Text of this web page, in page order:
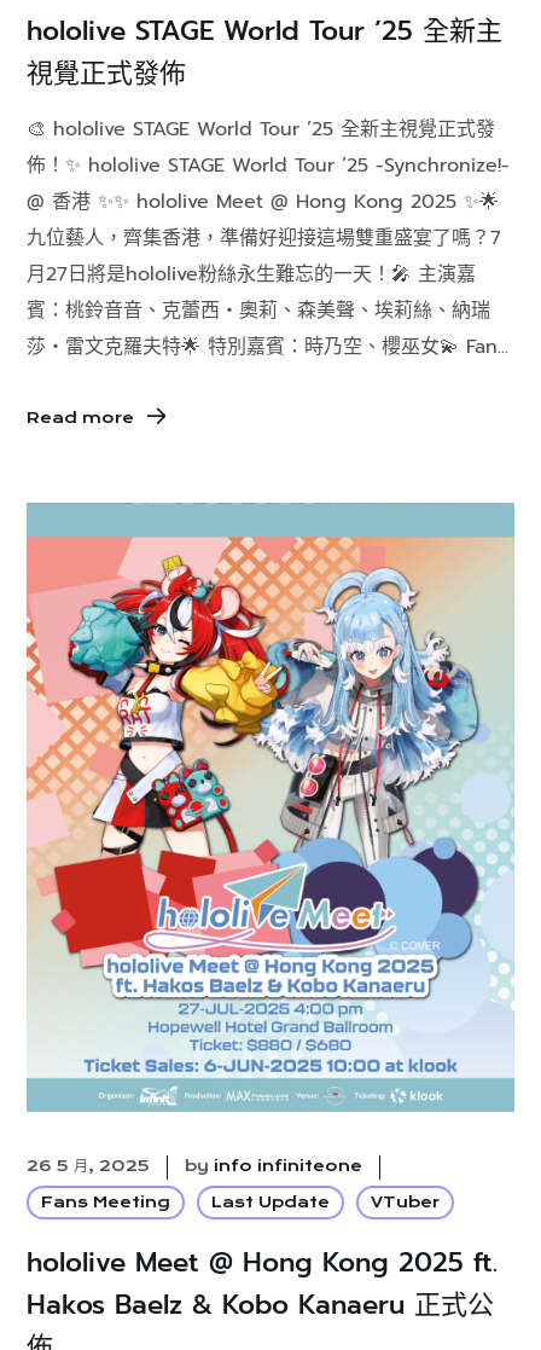
hololive STAGE World Tour ’25 全新主
視覺正式發佈
🎨 hololive STAGE World Tour ’25 全新主視覺正式發
佈！✨ hololive STAGE World Tour ’25 -Synchronize!-
@ 香港 ✨✨ hololive Meet @ Hong Kong 2025 ✨🌟
九位藝人，齊集香港，準備好迎接這場雙重盛宴了嗎？7
月27日將是hololive粉絲永生難忘的一天！🎤 主演嘉
賓：桃鈴音音、克蕾西・奧莉、森美聲、埃莉絲、納瑞
莎・雷文克羅夫特🌟 特別嘉賓：時乃空、櫻巫女💫 Fan...
Read more
26 5 月, 2025 by info infiniteone
Fans Meeting
Last Update VTuber
hololive Meet @ Hong Kong 2025 ft.
Hakos Baelz & Kobo Kanaeru 正式公